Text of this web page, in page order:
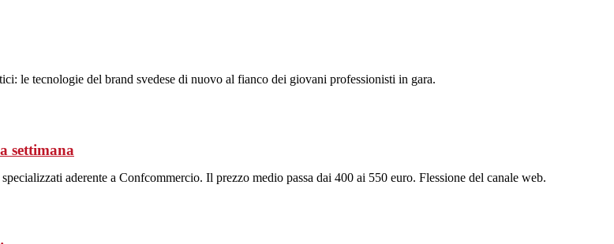
le tecnologie del brand svedese di nuovo al fianco dei giovani professionisti in gara.
settimana
aderente a Confcommercio. Il prezzo medio passa dai 400 ai 550 euro. Flessione del canale web.